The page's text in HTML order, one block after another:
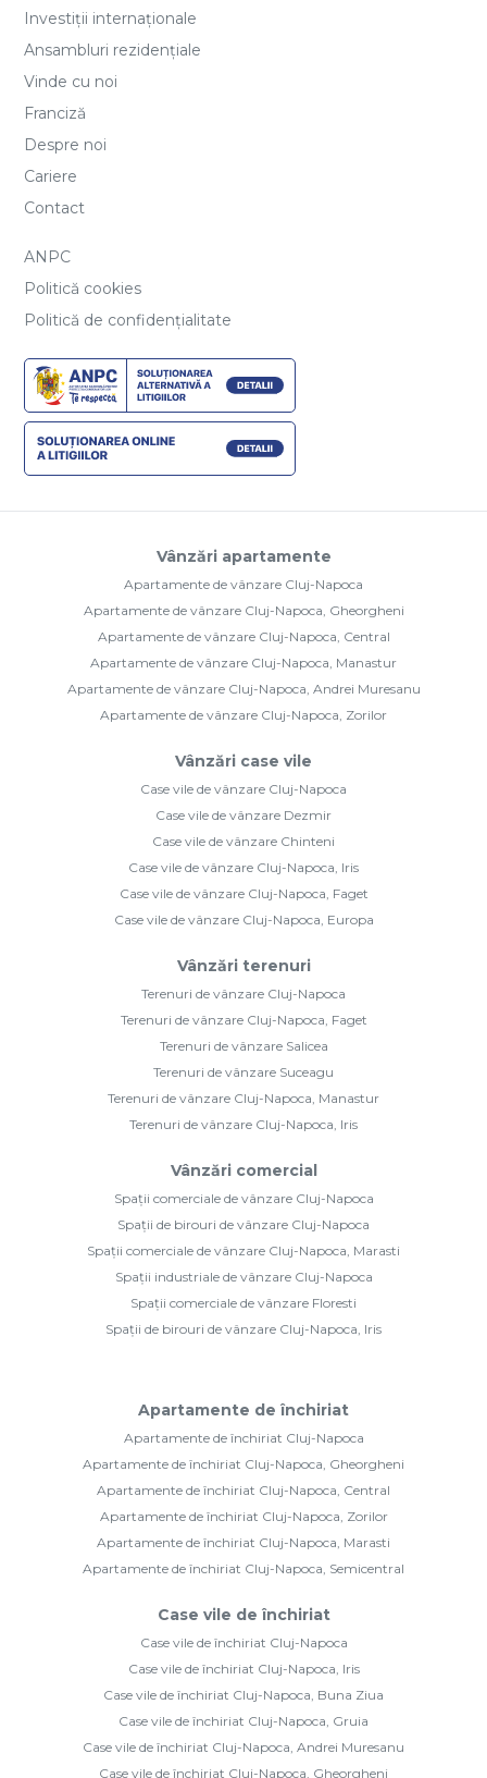
Investiții internaționale
Ansambluri rezidențiale
Vinde cu noi
Franciză
Despre noi
Cariere
Contact
ANPC
Politică cookies
Politică de confidențialitate
Vânzări apartamente
Apartamente de vânzare Cluj-Napoca
Apartamente de vânzare Cluj-Napoca, Gheorgheni
Apartamente de vânzare Cluj-Napoca, Central
Apartamente de vânzare Cluj-Napoca, Manastur
Apartamente de vânzare Cluj-Napoca, Andrei Muresanu
Apartamente de vânzare Cluj-Napoca, Zorilor
Vânzări case vile
Case vile de vânzare Cluj-Napoca
Case vile de vânzare Dezmir
Case vile de vânzare Chinteni
Case vile de vânzare Cluj-Napoca, Iris
Case vile de vânzare Cluj-Napoca, Faget
Case vile de vânzare Cluj-Napoca, Europa
Vânzări terenuri
Terenuri de vânzare Cluj-Napoca
Terenuri de vânzare Cluj-Napoca, Faget
Terenuri de vânzare Salicea
Terenuri de vânzare Suceagu
Terenuri de vânzare Cluj-Napoca, Manastur
Terenuri de vânzare Cluj-Napoca, Iris
Vânzări comercial
Spații comerciale de vânzare Cluj-Napoca
Spații de birouri de vânzare Cluj-Napoca
Spații comerciale de vânzare Cluj-Napoca, Marasti
Spații industriale de vânzare Cluj-Napoca
Spații comerciale de vânzare Floresti
Spații de birouri de vânzare Cluj-Napoca, Iris
Apartamente de închiriat
Apartamente de închiriat Cluj-Napoca
Apartamente de închiriat Cluj-Napoca, Gheorgheni
Apartamente de închiriat Cluj-Napoca, Central
Apartamente de închiriat Cluj-Napoca, Zorilor
Apartamente de închiriat Cluj-Napoca, Marasti
Apartamente de închiriat Cluj-Napoca, Semicentral
Case vile de închiriat
Case vile de închiriat Cluj-Napoca
Case vile de închiriat Cluj-Napoca, Iris
Case vile de închiriat Cluj-Napoca, Buna Ziua
Case vile de închiriat Cluj-Napoca, Gruia
Case vile de închiriat Cluj-Napoca, Andrei Muresanu
Case vile de închiriat Cluj-Napoca, Gheorgheni